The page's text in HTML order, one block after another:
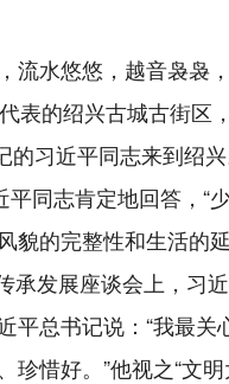
水悠悠，越音袅袅
表的绍兴古城古街区
习近平同志来到绍
平同志肯定地回答
的完整性和生活的延
发展座谈会上，习
平总书记说：“我最
惜好。”他视之“文